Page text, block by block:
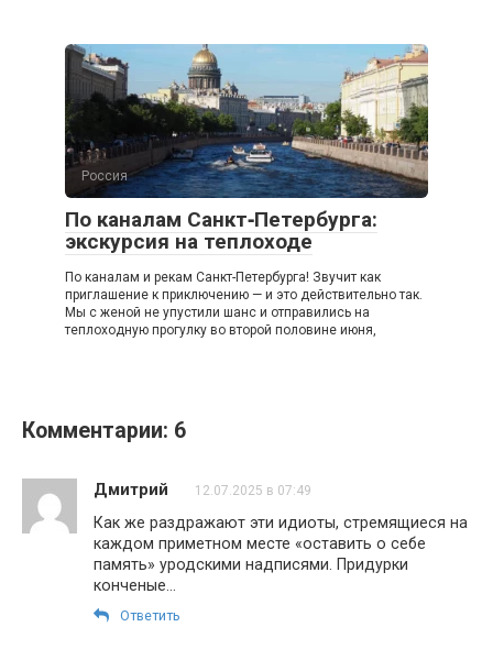
Россия
По каналам Санкт‑Петербурга:
экскурсия на теплоходе
По каналам и рекам Санкт-Петербурга! Звучит как
приглашение к приключению — и это действительно так.
Мы с женой не упустили шанс и отправились на
теплоходную прогулку во второй половине июня,
Комментарии: 6
Дмитрий 12.07.2025 в 07:49
Как же раздражают эти идиоты, стремящиеся на
каждом приметном месте «оставить о себе
память» уродскими надписями. Придурки
конченые…
Ответить